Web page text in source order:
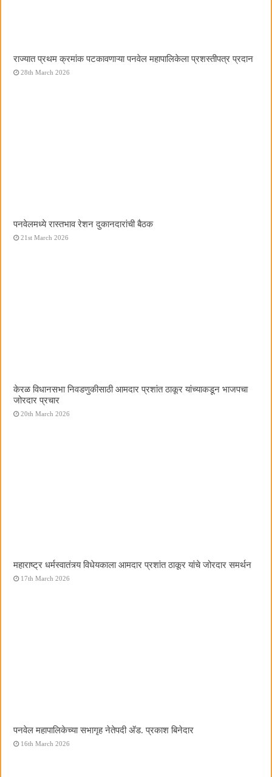
राज्यात प्रथम क्रमांक पटकावणाऱ्या पनवेल महापालिकेला प्रशस्तीपत्र प्रदान
28th March 2026
पनवेलमध्ये रास्तभाव रेशन दुकानदारांची बैठक
21st March 2026
केरळ विधानसभा निवडणुकीसाठी आमदार प्रशांत ठाकूर यांच्याकडून भाजपचा
जोरदार प्रचार
20th March 2026
महाराष्ट्र धर्मस्वातंत्र्य विधेयकाला आमदार प्रशांत ठाकूर यांचे जोरदार समर्थन
17th March 2026
पनवेल महापालिकेच्या सभागृह नेतेपदी अ‍ॅड. प्रकाश बिनेदार
16th March 2026